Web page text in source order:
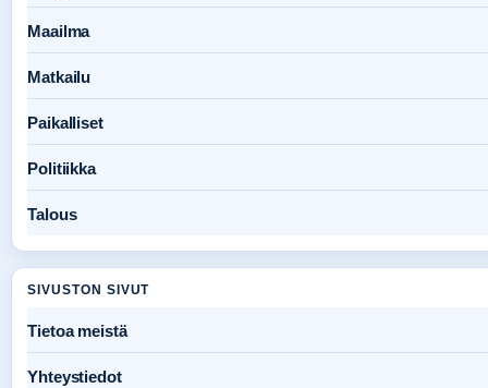
Maailma
Matkailu
Paikalliset
Politiikka
Talous
SIVUSTON SIVUT
Tietoa meistä
Yhteystiedot